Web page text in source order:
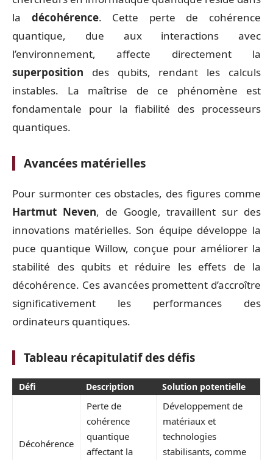
la décohérence. Cette perte de cohérence
quantique, due aux interactions avec
l’environnement, affecte directement la
superposition des qubits, rendant les calculs
instables. La maîtrise de ce phénomène est
fondamentale pour la fiabilité des processeurs
quantiques.
Avancées matérielles
Pour surmonter ces obstacles, des figures comme
Hartmut Neven, de Google, travaillent sur des
innovations matérielles. Son équipe développe la
puce quantique Willow, conçue pour améliorer la
stabilité des qubits et réduire les effets de la
décohérence. Ces avancées promettent d’accroître
significativement les performances des
ordinateurs quantiques.
Tableau récapitulatif des défis
Défi Description Solution potentielle
Décohérence
Perte de
cohérence
quantique
affectant la
Développement de
matériaux et
technologies
stabilisants, comme